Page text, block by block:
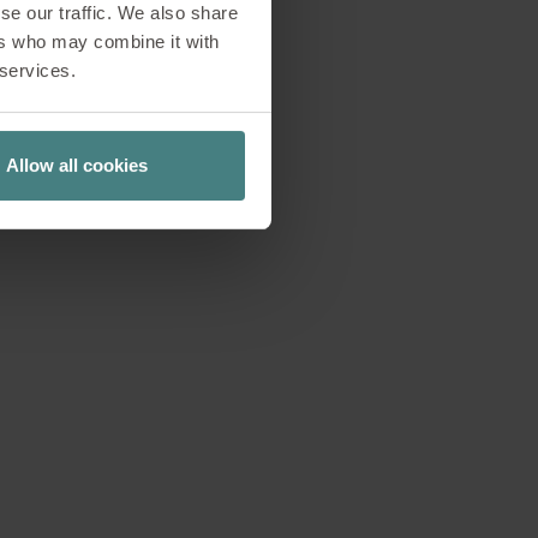
our traffic. We also share
who may combine it with
Allow all cookies
concentrato,
decisionale
e crescenti
in cui viene